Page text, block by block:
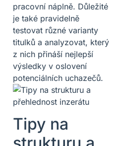
pracovní náplně. Důležité
je také pravidelně
testovat různé varianty
titulků a analyzovat, který
z nich přináší nejlepší
výsledky v oslovení
potenciálních uchazečů.
Tipy na